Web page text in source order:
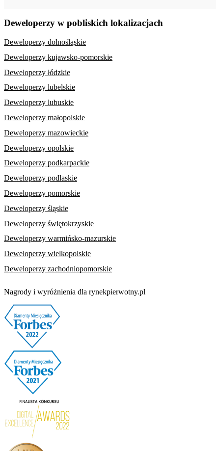
Deweloperzy w pobliskich lokalizacjach
Deweloperzy dolnośląskie
Deweloperzy kujawsko-pomorskie
Deweloperzy łódzkie
Deweloperzy lubelskie
Deweloperzy lubuskie
Deweloperzy małopolskie
Deweloperzy mazowieckie
Deweloperzy opolskie
Deweloperzy podkarpackie
Deweloperzy podlaskie
Deweloperzy pomorskie
Deweloperzy śląskie
Deweloperzy świętokrzyskie
Deweloperzy warmińsko-mazurskie
Deweloperzy wielkopolskie
Deweloperzy zachodniopomorskie
Nagrody i wyróżnienia dla rynekpierwotny.pl